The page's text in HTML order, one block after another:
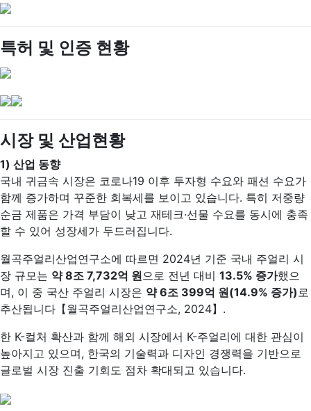
특허 및 인증 현황
시장 및 산업현황
1) 산업 동향
국내 귀금속 시장은 코로나19 이후 투자형 수요와 패션 수요가
함께 증가하며 꾸준한 회복세를 보이고 있습니다. 특히 저중량
순금 제품은 가격 부담이 낮고 재테크·선물 수요를 동시에 충족
할 수 있어 성장세가 두드러집니다.
월곡주얼리산업연구소에 따르면 2024년 기준 국내 주얼리 시
장 규모는 약 8조 7,732억 원으로 전년 대비 13.5% 증가했으
며, 이 중 국산 주얼리 시장은 약 6조 399억 원(14.9% 증가)로
추산됩니다【월곡주얼리산업연구소, 2024】.
한 K-컬처 확산과 함께 해외 시장에서 K-주얼리에 대한 관심이
높아지고 있으며, 한국의 기술력과 디자인 경쟁력을 기반으로
글로벌 시장 진출 기회도 점차 확대되고 있습니다.